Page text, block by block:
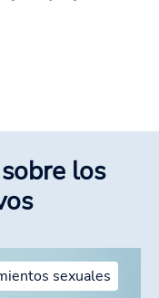
los
sexuales